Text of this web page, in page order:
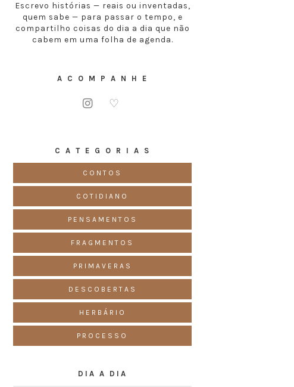
Escrevo histórias — reais ou inventadas,
quem sabe — para passar o tempo, e
compartilho coisas do dia a dia que não
cabem em uma folha de agenda.
A C O M P A N H E
♡
C A T E G O R I A S
CONTOS
COTIDIANO
PENSAMENTOS
FRAGMENTOS
PRIMAVERAS
DESCOBERTAS
HERBÁRIO
PROCESSO
DIA A DIA